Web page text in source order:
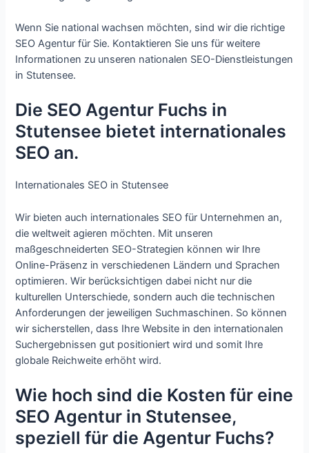
Wenn Sie national wachsen möchten, sind wir die richtige
SEO Agentur für Sie. Kontaktieren Sie uns für weitere
Informationen zu unseren nationalen SEO-Dienstleistungen
in Stutensee.
Die SEO Agentur Fuchs in
Stutensee bietet internationales
SEO an.
Internationales SEO in Stutensee
Wir bieten auch internationales SEO für Unternehmen an,
die weltweit agieren möchten. Mit unseren
maßgeschneiderten SEO-Strategien können wir Ihre
Online-Präsenz in verschiedenen Ländern und Sprachen
optimieren. Wir berücksichtigen dabei nicht nur die
kulturellen Unterschiede, sondern auch die technischen
Anforderungen der jeweiligen Suchmaschinen. So können
wir sicherstellen, dass Ihre Website in den internationalen
Suchergebnissen gut positioniert wird und somit Ihre
globale Reichweite erhöht wird.
Wie hoch sind die Kosten für eine
SEO Agentur in Stutensee,
speziell für die Agentur Fuchs?